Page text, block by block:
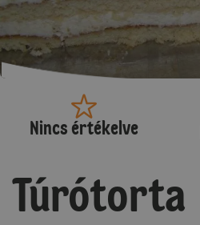
Nincs értékelve
Túrótorta